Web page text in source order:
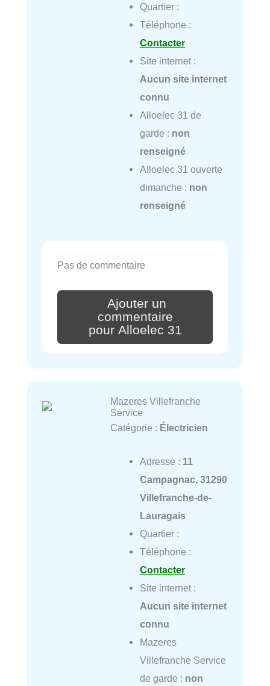
Quartier :
Téléphone :
Contacter
Site internet :
Aucun site internet
connu
Alloelec 31 de
garde : non
renseigné
Alloelec 31 ouverte
dimanche : non
renseigné
Pas de commentaire
Ajouter un
commentaire
pour Alloelec 31
Mazeres Villefranche
Service
Catégorie : Électricien
Adresse : 11
Campagnac, 31290
Villefranche-de-
Lauragais
Quartier :
Téléphone :
Contacter
Site internet :
Aucun site internet
connu
Mazeres
Villefranche Service
de garde : non